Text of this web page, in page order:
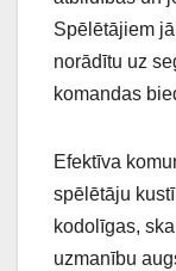
Spēlētājiem
norādītu uz
komandas
Efektīva
spēlētāju
kodolīgas,
uzmanību